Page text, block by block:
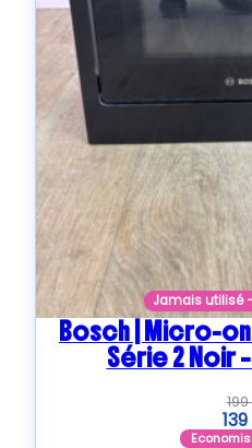
Jamais utilisé
Bosch | Micro-
Série 2 Noir –
199
139